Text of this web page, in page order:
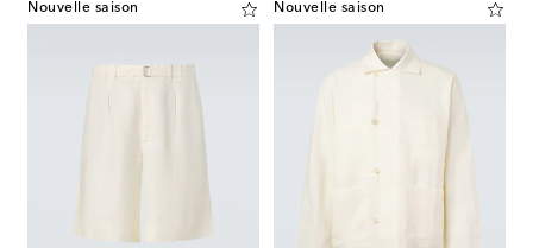
Nouvelle saison Nouvelle saison